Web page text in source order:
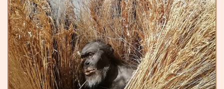
Buchtipps
Schulmaterialien
Museen